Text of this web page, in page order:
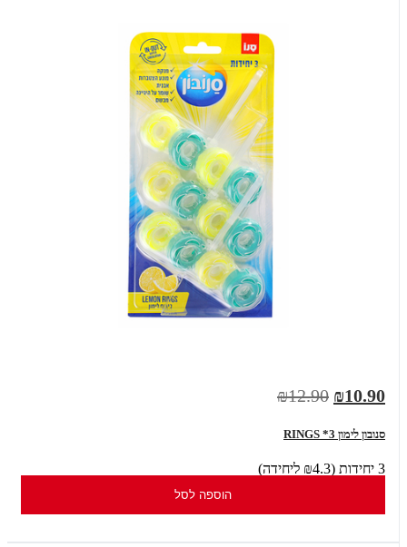
₪10.90
₪12.90
סנובון לימון RINGS *3
3 יחידות (₪4.3 ליחידה)
הוספה לסל